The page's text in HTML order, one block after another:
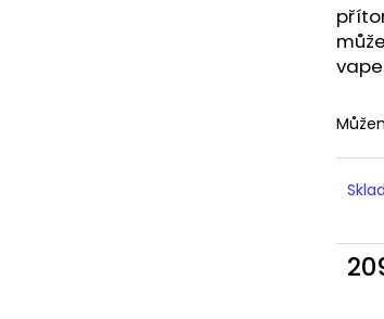
LIQUID LIQUA
6MG